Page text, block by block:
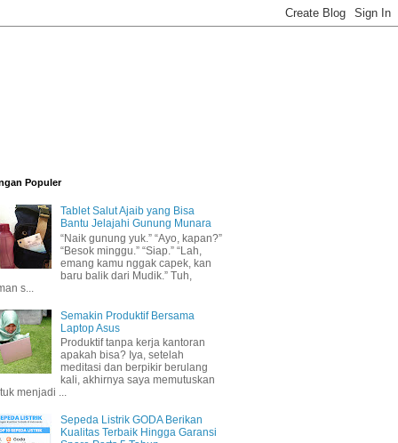
Populer
Tablet Salut Ajaib yang Bisa
Bantu Jelajahi Gunung Munara
“Naik gunung yuk.” “Ayo, kapan?”
“Besok minggu.” “Siap.” “Lah,
emang kamu nggak capek, kan
baru balik dari Mudik.” Tuh,
s...
Semakin Produktif Bersama
Laptop Asus
Produktif tanpa kerja kantoran
apakah bisa? Iya, setelah
meditasi dan berpikir berulang
kali, akhirnya saya memutuskan
menjadi ...
Sepeda Listrik GODA Berikan
Kualitas Terbaik Hingga Garansi